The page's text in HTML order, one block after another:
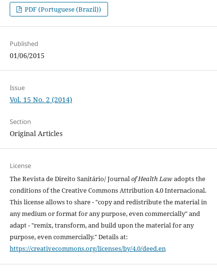
PDF (Portuguese (Brazil))
Published
01/06/2015
Issue
Vol. 15 No. 2 (2014)
Section
Original Articles
License
The Revista de Direito Sanitário/ Journalof Health Lawadopts the
conditions of the Creative Commons Attribution 4.0 Internacional.
This license allows to share - "copy and redistribute the material in
any medium or format for any purpose, even commercially" and
adapt - "remix, transform, and build upon the material for any
purpose, even commercially." Details at:
https://creativecommons.org/licenses/by/4.0/deed.en